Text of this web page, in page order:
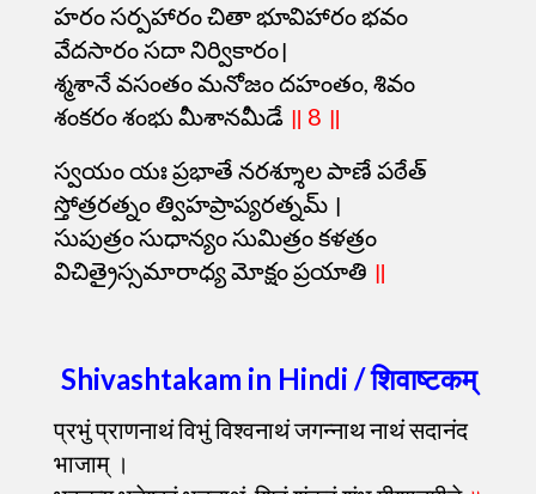
హరం సర్పహారం చితా భూవిహారం భవం
వేదసారం సదా నిర్వికారం।
శ్మశానే వసంతం మనోజం దహంతం, శివం
శంకరం శంభు మీశానమీడే ॥ 8 ॥
స్వయం యః ప్రభాతే నరశ్శూల పాణే పఠేత్
స్తోత్రరత్నం త్విహప్రాప్యరత్నమ్ ।
సుపుత్రం సుధాన్యం సుమిత్రం కళత్రం
విచిత్రైస్సమారాధ్య మోక్షం ప్రయాతి ॥
Shivashtakam in Hindi / शिवाष्टकम्
प्रभुं प्राणनाथं विभुं विश्वनाथं जगन्नाथ नाथं सदानंद
भाजाम् ।